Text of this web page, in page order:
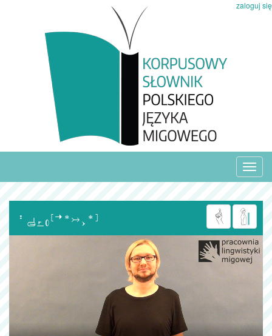
zaloguj się
